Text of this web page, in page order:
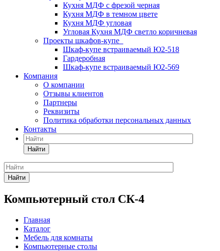
Кухня МДФ с фрезой черная
Кухня МДФ в темном цвете
Кухня МДФ угловая
Угловая Кухня МДФ светло коричневая
Проекты шкафов-купе
Шкаф-купе встраиваемый Ю2-518
Гардеробная
Шкаф-купе встраиваемый Ю2-569
Компания
О компании
Отзывы клиентов
Партнеры
Реквизиты
Политика обработки персональных данных
Контакты
Найти
Найти
Компьютерный стол СК-4
Главная
Каталог
Мебель для комнаты
Компьютерные столы